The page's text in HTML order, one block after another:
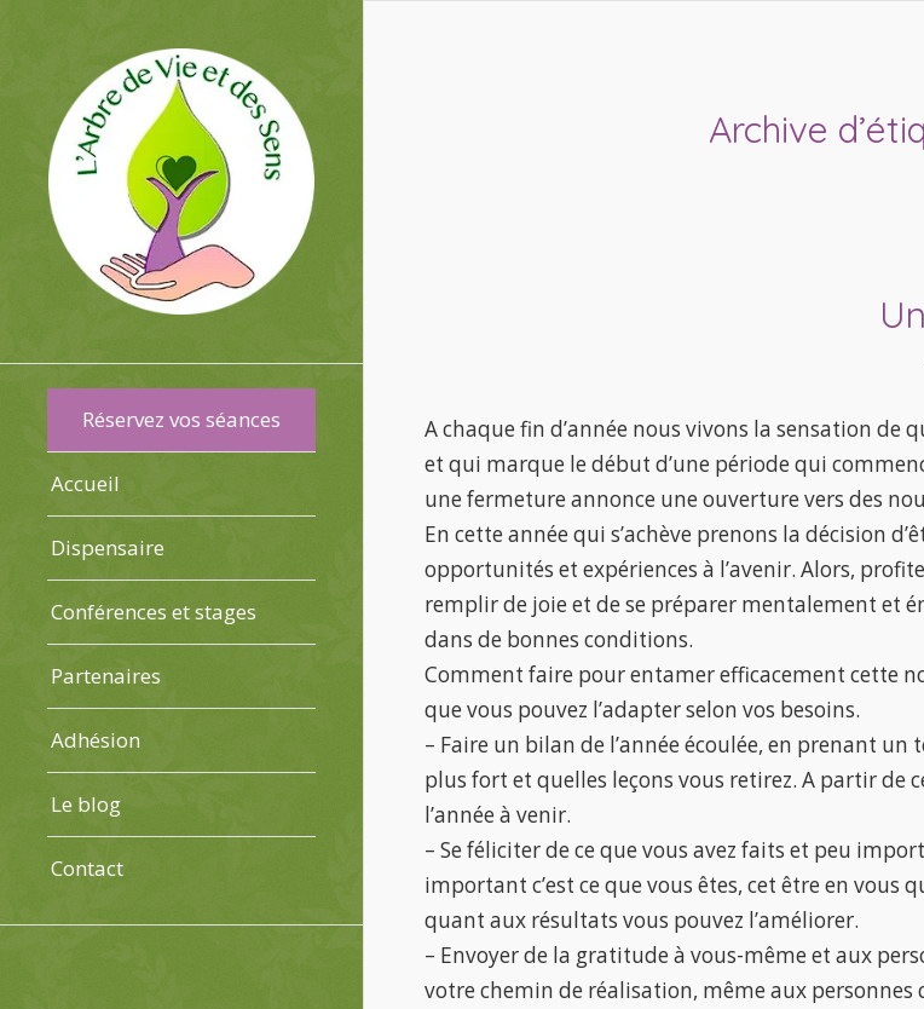
Réservez vos séances
Accueil
Dispensaire
Conférences et stages
Partenaires
Adhésion
Le blog
Contact
Archive
A chaque fin d’année nous vivons la sensation de
et qui marque le début d’une période qui
une fermeture annonce une ouverture vers des
En cette année qui s’achève prenons la décision
opportunités et expériences à l’avenir. Alors,
remplir de joie et de se préparer mentalement et
dans de bonnes conditions.
Comment faire pour entamer efficacement cette
que vous pouvez l’adapter selon vos besoins.
– Faire un bilan de l’année écoulée, en prenant
plus fort et quelles leçons vous retirez. A partir de
l’année à venir.
– Se féliciter de ce que vous avez faits et peu
important c’est ce que vous êtes, cet être en vous
quant aux résultats vous pouvez l’améliorer.
– Envoyer de la gratitude à vous-même et aux
votre chemin de réalisation, même aux